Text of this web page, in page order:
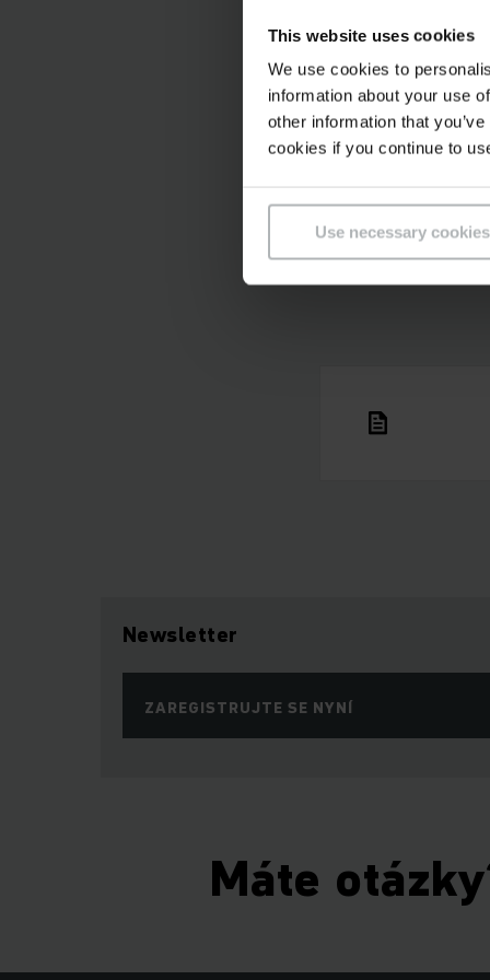
This website uses cookies
We use cookies to
information about your use
other information that
cookies if you continue to
Use necessary
Využití vozíků
Rozhovor s
Dlouholeté
Jak probíhá
Jak funguje
Jak je to se
A mnoho dalšího!
Newsletter
ZAREGISTRUJTE SE NYNÍ
Máte